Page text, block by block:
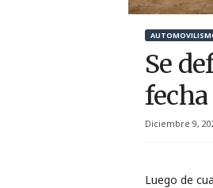
Se
Diciembre 9,
Luego de